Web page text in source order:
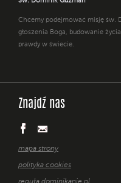
Chcemy podejmować misję św.
głoszenia Boga, budowanie
prawdy w świecie.
Znajdź nas
mapa strony
polityka cookies